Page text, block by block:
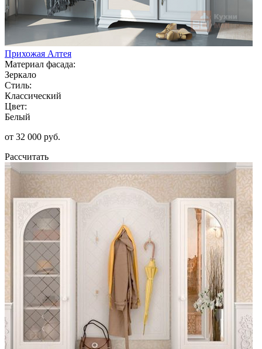
Прихожая Алтея
Материал фасада:
Зеркало
Стиль:
Классический
Цвет:
Белый
от 32 000 руб.
Рассчитать